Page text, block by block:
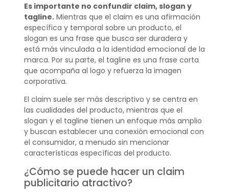
Es importante no confundir claim, slogan y
tagline.Mientras que el claim es una afirmación
específica y temporal sobre un producto, el
slogan es una frase que busca ser duradera y
está más vinculada a la identidad emocional de la
marca. Por su parte, el tagline es una frase corta
que acompaña al logo y refuerza la imagen
corporativa.
El claim suele ser más descriptivo y se centra en
las cualidades del producto, mientras que el
slogan y el tagline tienen un enfoque más amplio
y buscan establecer una conexión emocional con
el consumidor, a menudo sin mencionar
características específicas del producto.
¿Cómo se puede hacer un claim
publicitario atractivo?